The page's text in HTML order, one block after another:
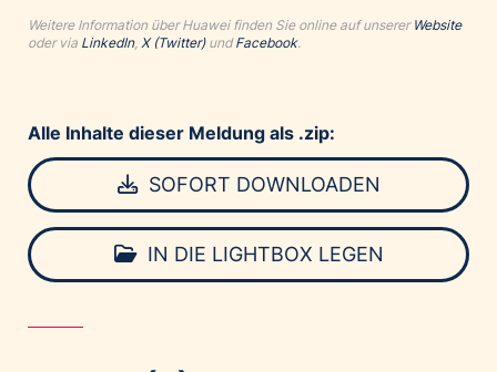
Weitere Information über Huawei finden Sie online auf unserer Website
oder via LinkedIn, X (Twitter)undFacebook.
Alle Inhalte dieser Meldung als .zip:
SOFORT DOWNLOADEN
IN DIE LIGHTBOX LEGEN